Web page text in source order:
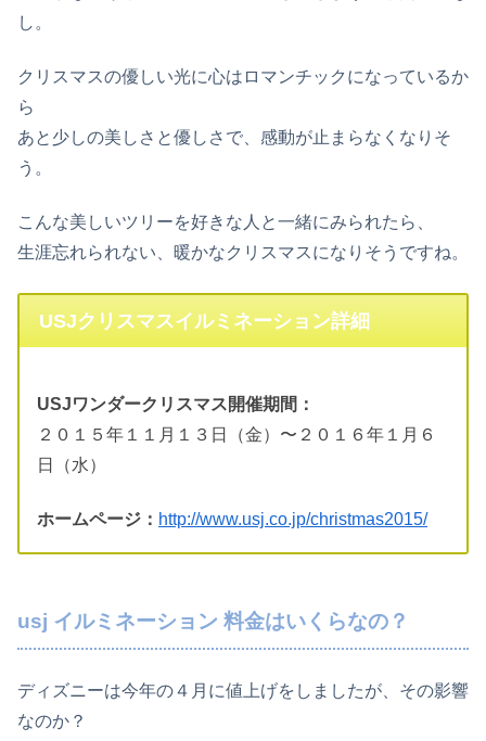
し。
クリスマスの優しい光に心はロマンチックになっているか
ら
あと少しの美しさと優しさで、感動が止まらなくなりそ
う。
こんな美しいツリーを好きな人と一緒にみられたら、
生涯忘れられない、暖かなクリスマスになりそうですね。
USJクリスマスイルミネーション詳細
USJワンダークリスマス開催期間：
２０１５年１１月１３日（金）〜２０１６年１月６
日（水）
ホームページ： http://www.usj.co.jp/christmas2015/
usj イルミネーション 料金はいくらなの？
ディズニーは今年の４月に値上げをしましたが、その影響
なのか？